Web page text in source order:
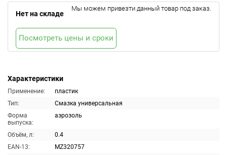
Характеристики
Применение:
пластик
Тип:
Смазка универсальная
Форма
выпуска:
аэрозоль
Объём, л:
0.4
EAN-13:
MZ320757
Нет на складе
Мы можем привезти данный товар под заказ.
Посмотреть цены и сроки